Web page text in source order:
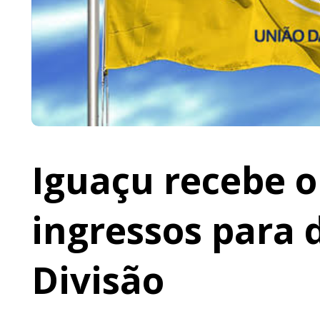
Iguaçu recebe
ingressos para
Divisão